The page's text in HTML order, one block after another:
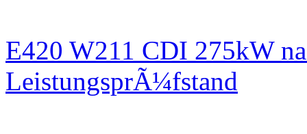
E420 W211 CDI 275kW
LeistungsprÃ¼fstand